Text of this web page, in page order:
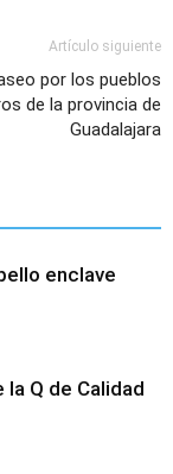
Artículo siguiente
por los pueblos
de la provincia de
Guadalajara
enclave
la Q de Calidad